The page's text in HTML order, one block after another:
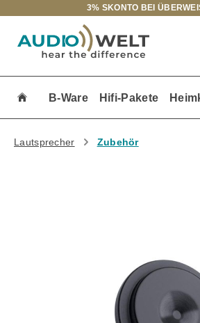
Hauptinhalt springen
Zur Suche springen
Zur Hauptnavigation springen
3% SKONTO BEI
B-Ware Hifi-Pakete
Lautsprecher Zubehör